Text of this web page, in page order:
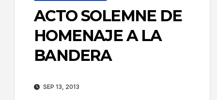
ACTO SOLEMNE DE
HOMENAJE A LA
BANDERA
SEP 13, 2013